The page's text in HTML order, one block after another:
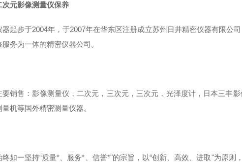
次元影像测量仪保养
器起步于2004年，于2007年在华东区注册成立苏州日井精密仪器有限公
务为一体的精密仪器公司。
要销售：影像测量仪，二次元，三次元，三次元，光泽度计，日本三丰
机等国外精密测量仪器。
终如一坚持“质量*、服务*、信誉*"的宗旨，以“创新、高效、进取"为原则